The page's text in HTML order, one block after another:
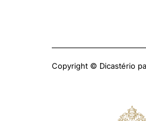
Copyright © Dicastério